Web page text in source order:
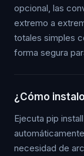
opcional, las
extremo a
totales simples
forma segura
¿Cómo
Ejecuta pip
necesidad de